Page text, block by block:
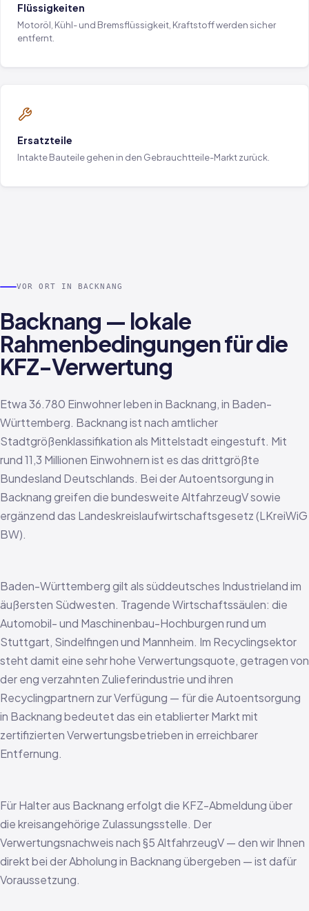
Flüssigkeiten
Motoröl, Kühl- und Bremsflüssigkeit, Kraftstoff werden sicher
entfernt.
Ersatzteile
Intakte Bauteile gehen in den Gebrauchtteile-Markt zurück.
VOR ORT IN BACKNANG
Backnang — lokale
Rahmenbedingungen für die
KFZ-Verwertung
Etwa 36.780 Einwohner leben in Backnang, in Baden-
Württemberg. Backnang ist nach amtlicher
Stadtgrößenklassifikation als Mittelstadt eingestuft. Mit
rund 11,3 Millionen Einwohnern ist es das drittgrößte
Bundesland Deutschlands. Bei der Autoentsorgung in
Backnang greifen die bundesweite AltfahrzeugV sowie
ergänzend das Landeskreislaufwirtschaftsgesetz (LKreiWiG
BW).
Baden-Württemberg gilt als süddeutsches Industrieland im
äußersten Südwesten. Tragende Wirtschaftssäulen: die
Automobil- und Maschinenbau-Hochburgen rund um
Stuttgart, Sindelfingen und Mannheim. Im Recyclingsektor
steht damit eine sehr hohe Verwertungsquote, getragen von
der eng verzahnten Zulieferindustrie und ihren
Recyclingpartnern zur Verfügung — für die Autoentsorgung
in Backnang bedeutet das ein etablierter Markt mit
zertifizierten Verwertungsbetrieben in erreichbarer
Entfernung.
Für Halter aus Backnang erfolgt die KFZ-Abmeldung über
die kreisangehörige Zulassungsstelle. Der
Verwertungsnachweis nach §5 AltfahrzeugV — den wir Ihnen
direkt bei der Abholung in Backnang übergeben — ist dafür
Voraussetzung.